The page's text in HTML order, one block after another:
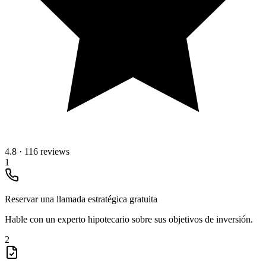
4.8 · 116 reviews
1
Reservar una llamada estratégica gratuita
Hable con un experto hipotecario sobre sus objetivos de inversión.
2